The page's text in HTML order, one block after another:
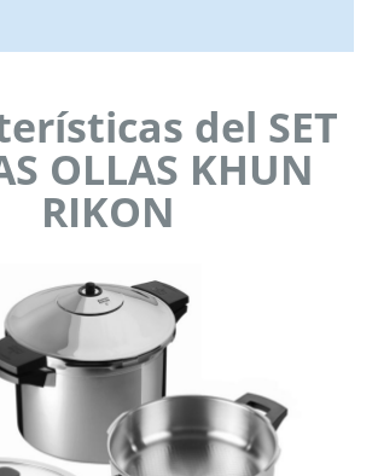
del SET
OLLAS KHUN
RIKON